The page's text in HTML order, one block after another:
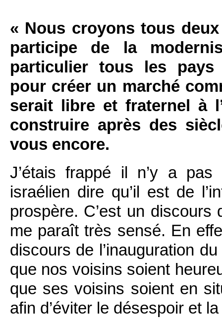
« Nous croyons tous deux
participe de la
particulier tous les pays
pour créer un marché
serait libre et fraternel à
construire après des
vous encore.
J’étais frappé il n’y a pas
israélien dire qu’il est de
prospère. C’est un
me paraît très sensé. En
discours de l’inauguration
que nos voisins soient
que ses voisins soient en
afin d’éviter le désespoir et